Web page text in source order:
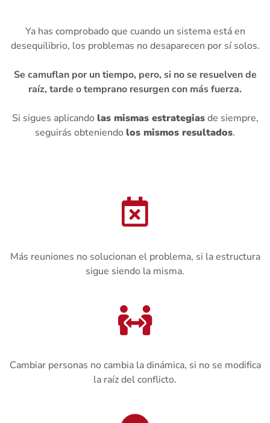
Ya has comprobado que cuando un sistema está en
desequilibrio, los problemas no desaparecen por sí solos.
Se camuflan por un tiempo, pero, si no se resuelven de
raíz, tarde o temprano resurgen con más fuerza.
Si sigues aplicando las mismas estrategiasde siempre,
seguirás obteniendo los mismos resultados.
Más reuniones no solucionan el problema, si la estructura
sigue siendo la misma.
Cambiar personas no cambia la dinámica, si no se modifica
la raíz del conflicto.